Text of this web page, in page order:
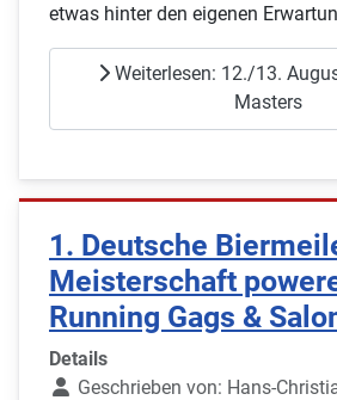
etwas hinter den eigenen
Weiterlesen: 12./13.
Masters
1. Deutsche
Meisterschaft
Running Gags &
Details
Geschrieben von: Hans-